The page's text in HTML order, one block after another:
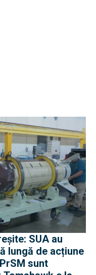
SUA au
lungă de acțiune
sunt